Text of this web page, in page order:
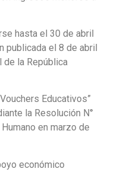
hasta el 30 de abril
publicada el 8 de abril
de la República
Educativos”
la Resolución N°
en marzo de
económico